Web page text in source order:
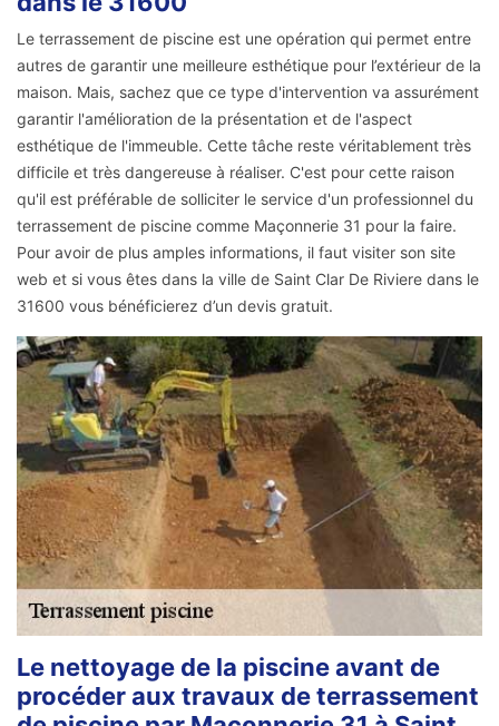
Le terrassement de piscine est une opération qui permet entre
autres de garantir une meilleure esthétique pour l’extérieur de la
maison. Mais, sachez que ce type d'intervention va assurément
garantir l'amélioration de la présentation et de l'aspect
esthétique de l'immeuble. Cette tâche reste véritablement très
difficile et très dangereuse à réaliser. C'est pour cette raison
qu'il est préférable de solliciter le service d'un professionnel du
terrassement de piscine comme Maçonnerie 31 pour la faire.
Pour avoir de plus amples informations, il faut visiter son site
web et si vous êtes dans la ville de Saint Clar De Riviere dans le
31600 vous bénéficierez d’un devis gratuit.
Le nettoyage de la piscine avant de
procéder aux travaux de terrassement